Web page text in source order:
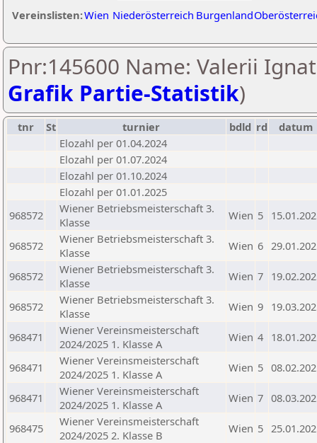
Vereinslisten:Wien Niederösterreich Burgenland
Pnr:145600 Name: Valerii
Grafik Partie-Statistik)
tnr St turnier bdld rd
datum
Elozahl per 01.04.2024
Elozahl per 01.07.2024
Elozahl per 01.10.2024
Elozahl per 01.01.2025
968572
Wiener Betriebsmeisterschaft 3.
Klasse
Wien 5
968572
Wiener Betriebsmeisterschaft 3.
Klasse
Wien 6
968572
Wiener Betriebsmeisterschaft 3.
Klasse
Wien 7
968572
Wiener Betriebsmeisterschaft 3.
Klasse
Wien 9
968471
Wiener Vereinsmeisterschaft
2024/2025 1. Klasse A
Wien 4
968471
Wiener Vereinsmeisterschaft
2024/2025 1. Klasse A
Wien 5
968471
Wiener Vereinsmeisterschaft
2024/2025 1. Klasse A
Wien 7
968475
Wiener Vereinsmeisterschaft
2024/2025 2. Klasse B
Wien 5